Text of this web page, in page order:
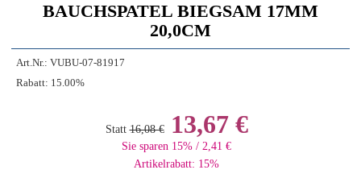
BAUCHSPATEL BIEGSAM 17MM
20,0CM
Art.Nr.: VUBU-07-81917
Rabatt: 15.00%
Statt 16,08 €13,67 €
Sie sparen 15% / 2,41 €
Artikelrabatt: 15%